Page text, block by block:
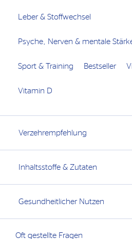
Leber & Stoffwechsel
Psyche, Nerven & mentale
Sport & Training Bestseller
Vitamin D
Verzehrempfehlung
Inhaltsstoffe & Zutaten
Gesundheitlicher Nutzen
Oft gestellte Fragen